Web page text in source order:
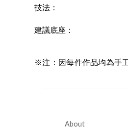
技法：
建議底座 ：
※注：因每件作品均為手
About